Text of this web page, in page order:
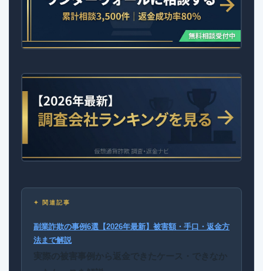
✦ 関連記事
副業詐欺の事例6選【2026年最新】被害額・手口・返金方
法まで解説